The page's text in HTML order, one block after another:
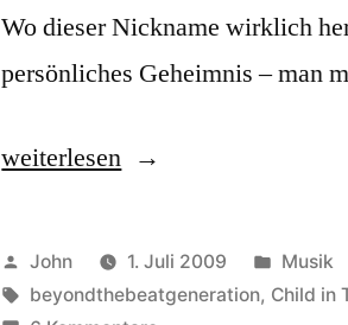
Wo dieser Nickname wirklich
persönliches Geheimnis – man
„Warum
Gentle
Rocker?“
weiterlesen
Veröffentlicht
von
John 1. Juli 2009
in
Musik
Schlagwörter:
beyondthebeatgeneration, Child in